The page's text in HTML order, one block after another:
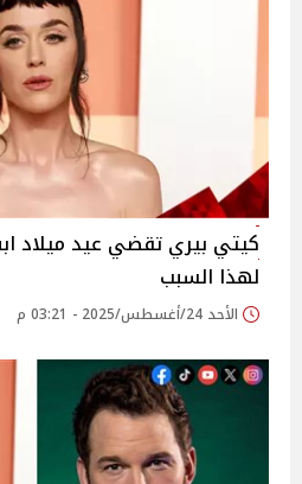
كيتي بيري تقضي عيد ميلاد
لهذا السبب
الأحد 24/أغسطس/2025 - 03:21 م